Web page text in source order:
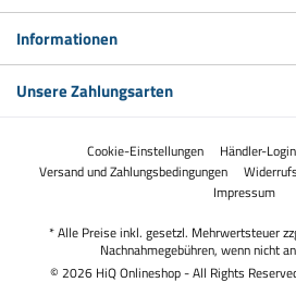
Informationen
Unsere Zahlungsarten
Cookie-Einstellungen Händler-Login
Versand und Zahlungsbedingungen
Impressum
* Alle Preise inkl. gesetzl. Mehrwertsteuer
Nachnahmegebühren, wenn nicht
© 2026 HiQ Onlineshop - All Rights